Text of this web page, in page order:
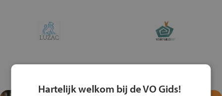
Hartelijk welkom bij de VO Gids!